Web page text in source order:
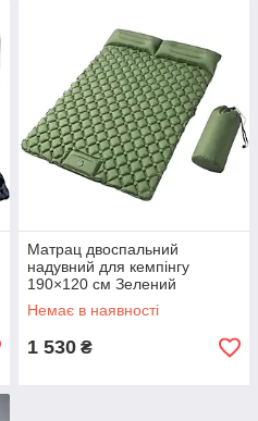
Матрац двоспальний
надувний для кемпінгу
190×120 см Зелений
компактний
Немає в наявності
1 530 ₴